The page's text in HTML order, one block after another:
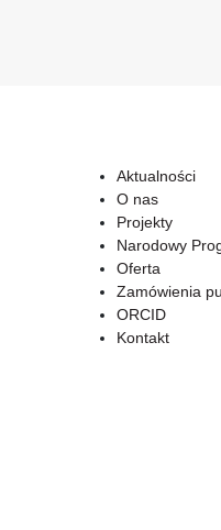
Aktualności
O nas
Projekty
Narodowy
Oferta
Zamówienia
ORCID
Kontakt